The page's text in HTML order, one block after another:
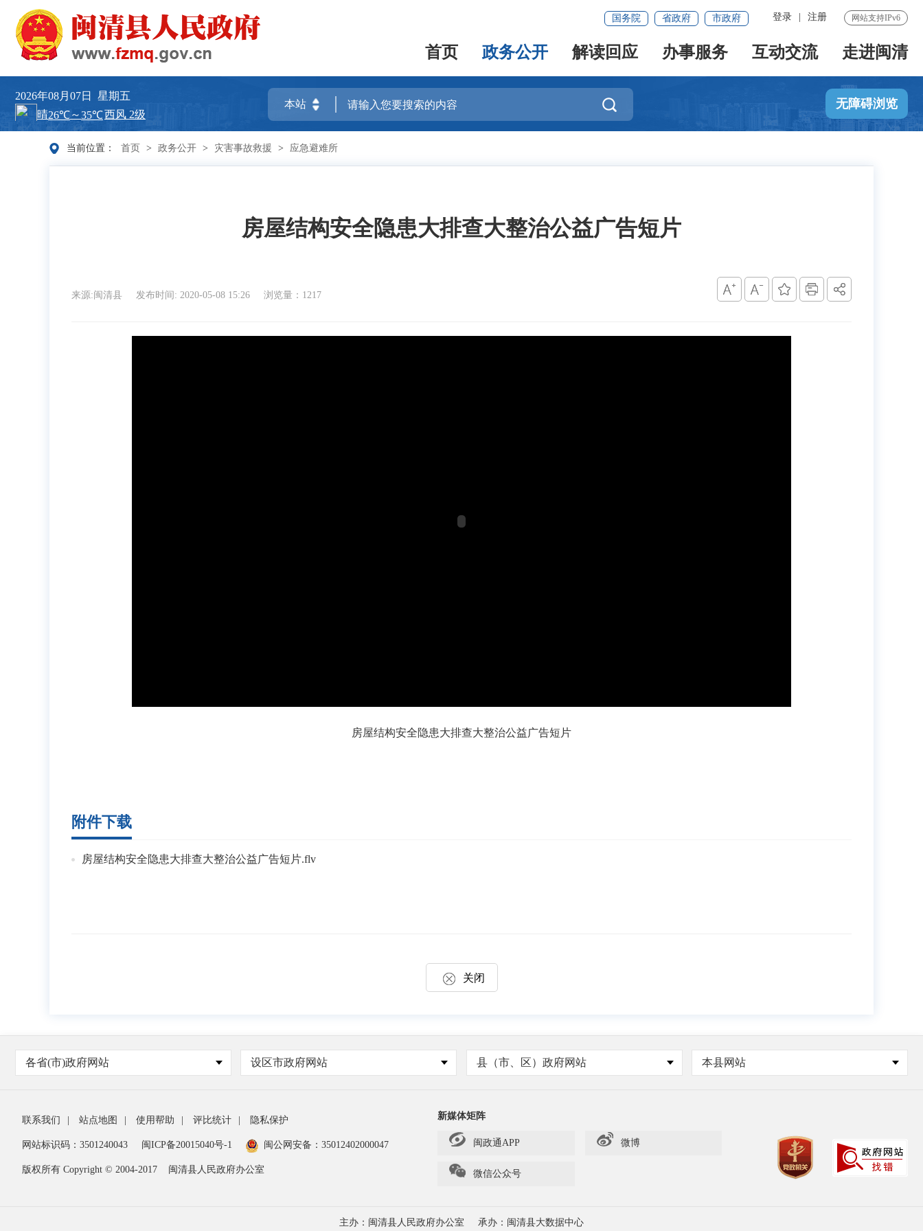
网站支持IPv6
登录 注册
国务院 省政府 市政府
首页 政务公开 解读回应 办事服务 互动交流 走进闽清
2026年08月07日 星期五
 无障碍浏览
当前位置： 首页 > 政务公开 > 灾害事故救援 > 应急避难所
房屋结构安全隐患大排查大整治公益广告短片
来源:闽清县 发布时间: 2020-05-08 15:26 浏览量：1217
房屋结构安全隐患大排查大整治公益广告短片
附件下载
房屋结构安全隐患大排查大整治公益广告短片.flv
关闭
各省(市)政府网站 设区市政府网站 县（市、区）政府网站 本县网站
联系我们 站点地图 使用帮助 评比统计 隐私保护
网站标识码：3501240043 闽ICP备20015040号-1 闽公网安备： 35012402000047
版权所有 Copyright © 2004-2017 闽清县人民政府办公室
新媒体矩阵
闽政通APP 微博
微信公众号
主办：闽清县人民政府办公室 承办：闽清县大数据中心